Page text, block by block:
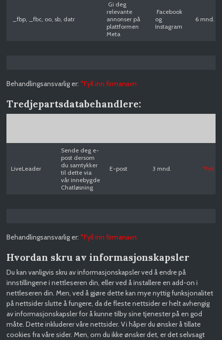
_fbp, _fbc, oo, sb, datr
Gi deg
relevante
annonser på
plattformen
Meta
Facebook
og
Instagram
6 mnd.
Behandlingsansvarlig er:*Fyll inn firmanavn
Tredjepartsdatabehandlere:
LiveLeader
Sende deg e-
post dersom
du samtykker
til dette via
vår innebygde
Chatløsning
E-post 3 mnd. *Fyll
Behandlingsansvarlig er:*Fyll inn firmanavn
Hvordan skru av informasjonskapsler
Du kan vanligvis skru av informasjonskapsler ved å endre på
innstillingene i nettleseren din, eller ved å installere en add-on i
nettleseren din. Men, ved å gjøre dette kan mye nyttig funksjonalitet
på nettsider slutte å fungere, da de fleste nettsider er helt avhengig
av informasjonskapsler for å kunne tilby sine tjenester på en god
måte. Dette inkluderer våre nettsider. Vi håper du ønsker å tillate
cookies fra våre sider. Men, om du ikke ønsker det, er det selvsagt